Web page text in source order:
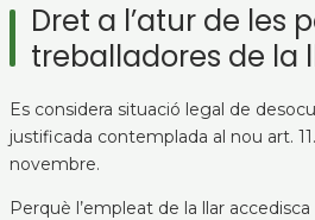
Dret a l’atur de les
treballadores de la
Es considera situació legal de
justificada contemplada al nou art.
novembre.
Perquè l’empleat de la llar